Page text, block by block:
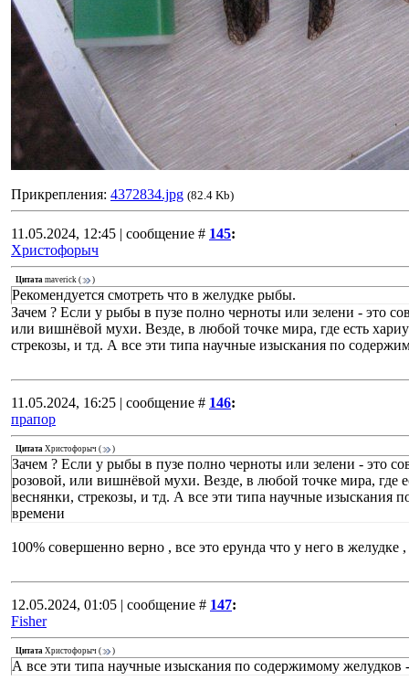
Прикрепления: 4372834.jpg (82.4 Kb)
11.05.2024, 12:45 | сообщение # 145:
Христофорыч
Цитата maverick ( )
Рекомендуется смотреть что в желудке рыбы.
Зачем ? Если у рыбы в пузе полно черноты или зелени - это
или вишнёвой мухи. Везде, в любой точке мира, где есть
стрекозы, и тд. А все эти типа научные изыскания по
11.05.2024, 16:25 | сообщение # 146:
прапор
Цитата Христофорыч ( )
Зачем ? Если у рыбы в пузе полно черноты или зелени - это
розовой, или вишнёвой мухи. Везде, в любой точке мира, где
веснянки, стрекозы, и тд. А все эти типа научные изыскания
времени
100% совершенно верно , все это ерунда что у него в
12.05.2024, 01:05 | сообщение # 147:
Fisher
Цитата Христофорыч ( )
А все эти типа научные изыскания по содержимому желудков